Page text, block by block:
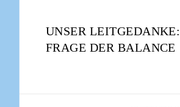
UNSER
FRAGE DER BALANCE